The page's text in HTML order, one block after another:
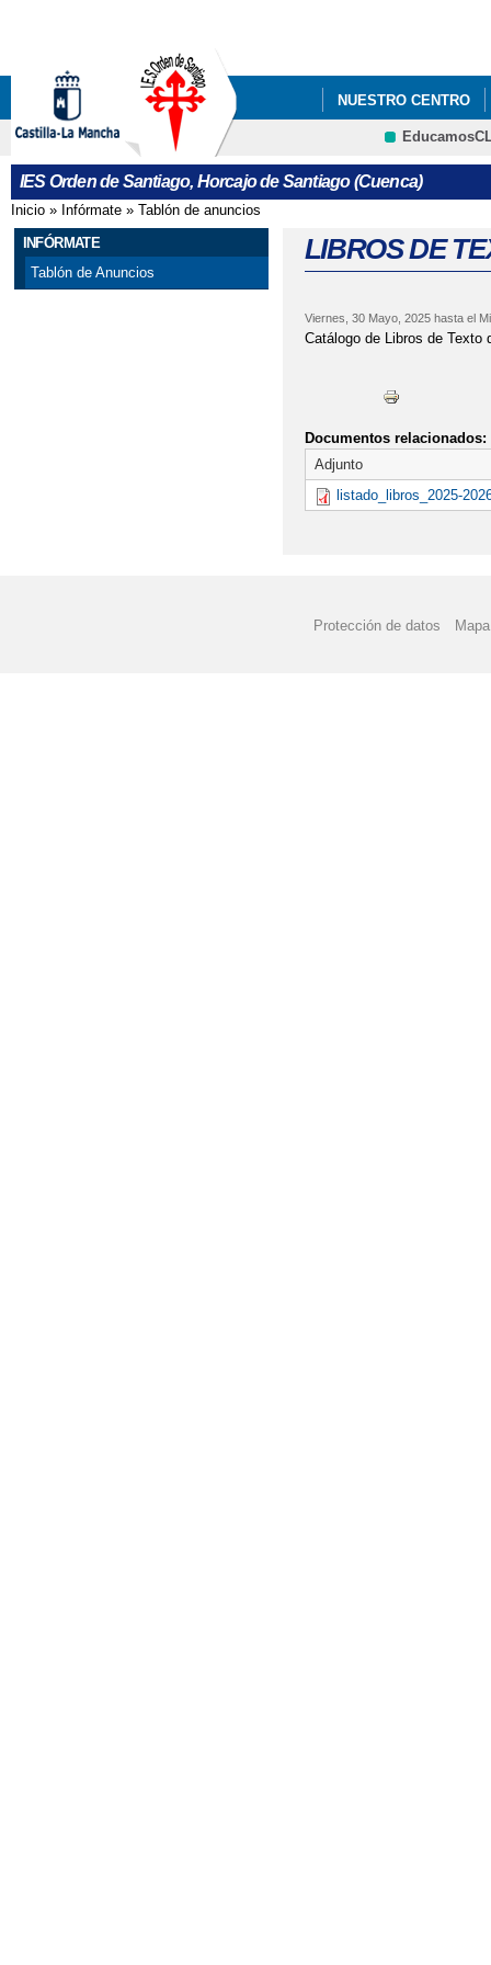
NUESTRO CENTRO
INFÓRMATE
BANDA DE MÚSICA
CRFP
IES Orden de Santiago, Horcajo de Santiago (Cuenca)
Se encuentra usted aquí
Inicio » Infórmate » Tablón de anuncios
INFÓRMATE
Tablón de Anuncios
LIBROS DE
Viernes, 30 Mayo, 2025hasta el
Catálogo de Libros de Texto
Documentos relacionados:
Adjunto
listado_libros_2025-
Protección de datos